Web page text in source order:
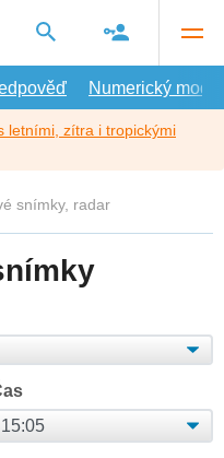
Numerický model
letními, zítra i tropickými
snímky, radar